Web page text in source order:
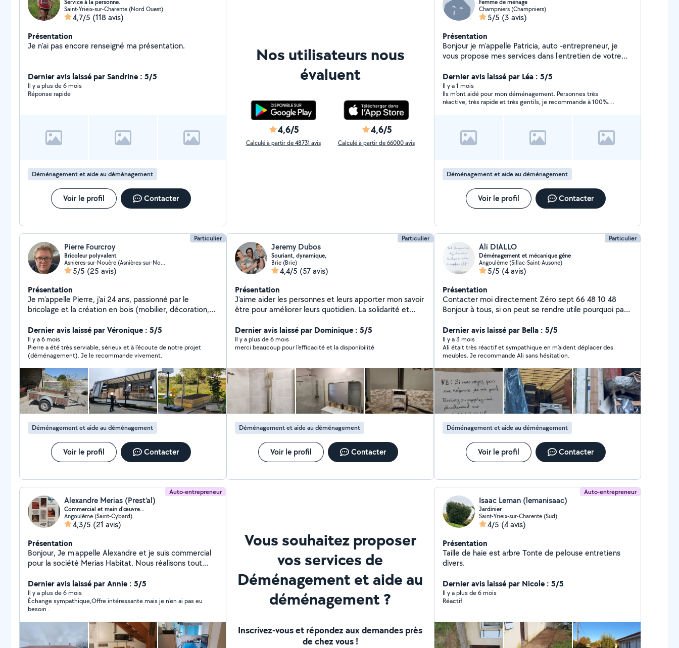
Service à la personne.
Saint-Yrieix-sur-Charente (Nord Ouest)
4,7/5 (118 avis)
Présentation
Je n'ai pas encore renseigné ma présentation.
Dernier avis laissé par Sandrine : 5/5
Il y a plus de 6 mois
Réponse rapide
Déménagement et aide au déménagement
Voir le profil Contacter
Nos utilisateurs nous
évaluent
4,6/5
Calculé à partir de 48731 avis
4,6/5
Calculé à partir de 66000 avis
Femme de ménage
Champniers (Champniers)
5/5 (3 avis)
Présentation
Bonjour je m'appelle Patricia, auto -entrepreneur, je
vous propose mes services dans l'entretien de votre
vous avez besoin de courses ou de vous rendre à un
rendez-vous médical. Je suis dynamique , discrète et
aime le travail bien fait Si vous avez besoin de plus
d'informations, n'hésitez pas à me contacter pour en
Dernier avis laissé par Léa : 5/5
Il y a 1 mois
Ils m’ont aidé pour mon déménagement. Personnes très
réactive, très rapide et très gentils, je recommande à 100%.
Déménagement et aide au déménagement
Voir le profil Contacter
Particulier
Pierre Fourcroy
Bricoleur polyvalent
Asnières-sur-Nouère (Asnières-sur-Nouère)
5/5 (25 avis)
Présentation
Je m'appelle Pierre, j'ai 24 ans, passionné par le
bricolage et la création en bois (mobilier, décoration,
travaux du quotidien. Je suis sérieux, efficace et je suis
également véhiculé. N'hésitez pas à me contacter !
Dernier avis laissé par Véronique : 5/5
Il y a 6 mois
Pierre a été très serviable, sérieux et à l'écoute de notre projet
(déménagement). Je le recommande vivement.
Déménagement et aide au déménagement
Voir le profil Contacter
Particulier
Jeremy Dubos
Souriant, dynamique,
Brie (Brie)
4,4/5 (57 avis)
Présentation
J'aime aider les personnes et leurs apporter mon savoir
être pour améliorer leurs quotidien. La solidarité et
Dernier avis laissé par Dominique : 5/5
Il y a plus de 6 mois
merci beaucoup pour l'efficacité et la disponibilité
Déménagement et aide au déménagement
Voir le profil Contacter
Particulier
Ali DIALLO
Déménagement et mécanique géne
Angoulême (Sillac-Saint-Ausone)
5/5 (4 avis)
Présentation
Contacter moi directement Zéro sept 66 48 10 48
Bonjour à tous, si on peut se rendre utile pourquoi pas
pour l'entretien voiture ( vidange, avec filtre
...),changement des pièces ( triangle, bras , joints
,plaquettes, disques etc...) -- / Vous avez besoin d'un
coup de main pour un déménagement ou aide de
déménagement ou déplacement des meubles etc -- /
Pour tondre votre gazon ou tailler une haie sans oublier
si vous disposez les matériels, --/ Vous avez des gravas
ou autres dont vous voulez sortir, --/ Besoin de charger
ou décharger un camion N'hésitez pas à me contacter
pour tout vos besoins merci à vous, vous pouvez
également me joindre sur le zéro sept 66 48 10 48 si
toutefois vous n'avez pas eu de réponse de ma part
Dernier avis laissé par Bella : 5/5
Il y a 3 mois
Ali était très réactif et sympathique en m’aident déplacer des
meubles. Je recommande Ali sans hésitation.
Déménagement et aide au déménagement
Voir le profil Contacter
Auto-entrepreneur
Alexandre Merias (Prest'al)
Commercial et main d'œuvre...
Angoulême (Saint-Cybard)
4,3/5 (21 avis)
Présentation
Bonjour, Je m'appelle Alexandre et je suis commercial
pour la société Merias Habitat. Nous réalisons tout
démoussage de toiture, l'isolation, la ventilation et le
placoplâtre. N'hésitez pas à me contacter pour tout
type de projet. Nous saurons vous apporter les
meilleurs prestataires dans le cas où nous ne
maîtriserions pas un domaine en particulier.
Dernier avis laissé par Annie : 5/5
Il y a plus de 6 mois
Échange sympathique,Offre intéressante mais je n'en ai pas eu
besoin .
Vous souhaitez proposer
vos services de
Déménagement et aide au
déménagement ?
Inscrivez-vous et répondez aux demandes près
de chez vous !
Auto-entrepreneur
Isaac Leman (lemanisaac)
Jardinier
Saint-Yrieix-sur-Charente (Sud)
4/5 (4 avis)
Présentation
Taille de haie est arbre Tonte de pelouse entretiens
divers.
Dernier avis laissé par Nicole : 5/5
Il y a plus de 6 mois
Réactif